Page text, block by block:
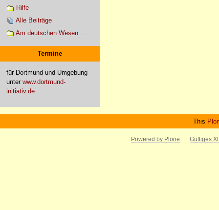
Hilfe
Alle Beiträge
Am deutschen Wesen ...
Termine
für Dortmund und Umgebung
unter www.dortmund-
initiativ.de
This
Powered by Plone Gültiges